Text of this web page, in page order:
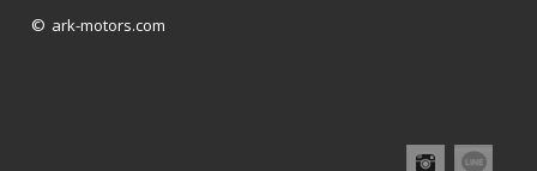
© ark-motors.com